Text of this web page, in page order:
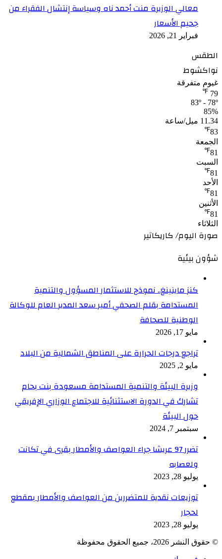
معالي الوزيرة منت أحمد ناه وسياسة إنتشال الفقراء من
جحيم الأسعار
فبراير 21, 2026
الطقس
نواكشوط
غيوم متفرقة
79
℉
83º - 78º
85%
11.34 ميل/ساعة
83
℉
الجمعة
81
℉
السبت
81
℉
الأحد
81
℉
الأثنين
81
℉
الثلاثاء
صورة اليوم/ كاريكاتير
شؤون بيئية
كنز ماينينغ.. نموذج للاستثمار المسؤول والتنمية
المستدامة بقلم الصحفي أمير سعد المدير العام للوكالة
الوطنية للصحافة
مايو 17, 2026
تراجع درجات الحرارة على المناطق الشمالية من البلاد
مايو 2, 2025
وزيرة البيئة والتنمية المستدامة مسعودة بنت بحام
تشارك في الدورة الاستثنائية للاجتماع الوزاري الإفريقي
حول البيئة
سبتمبر 7, 2024
تضرر 97 عريشا جراء العواصف والأمطار بقرى في تكانت
ولعصابه
يوليو 28, 2023
توزيعات نقدية للمتضررين من العواصف والأمطار بمقطع
لحجار
يوليو 28, 2023
© حقوق النشر 2026، جميع الحقوق محفوظة